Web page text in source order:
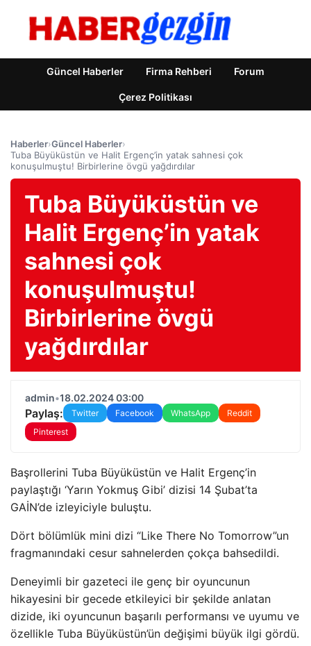
Güncel Haberler Firma Rehberi Forum
Çerez Politikası
Haberler›Güncel Haberler›
Tuba Büyüküstün ve Halit Ergenç’in yatak sahnesi çok
konuşulmuştu! Birbirlerine övgü yağdırdılar
Tuba Büyüküstün ve
Halit Ergenç’in yatak
sahnesi çok
konuşulmuştu!
Birbirlerine övgü
yağdırdılar
admin•18.02.2024 03:00
Paylaş: Twitter Facebook WhatsApp
Reddit
Pinterest
Başrollerini Tuba Büyüküstün ve Halit Ergenç’in
paylaştığı ‘Yarın Yokmuş Gibi’ dizisi 14 Şubat’ta
GAİN’de izleyiciyle buluştu.
Dört bölümlük mini dizi “Like There No Tomorrow”un
fragmanındaki cesur sahnelerden çokça bahsedildi.
Deneyimli bir gazeteci ile genç bir oyuncunun
hikayesini bir gecede etkileyici bir şekilde anlatan
dizide, iki oyuncunun başarılı performansı ve uyumu ve
özellikle Tuba Büyüküstün’ün değişimi büyük ilgi gördü.